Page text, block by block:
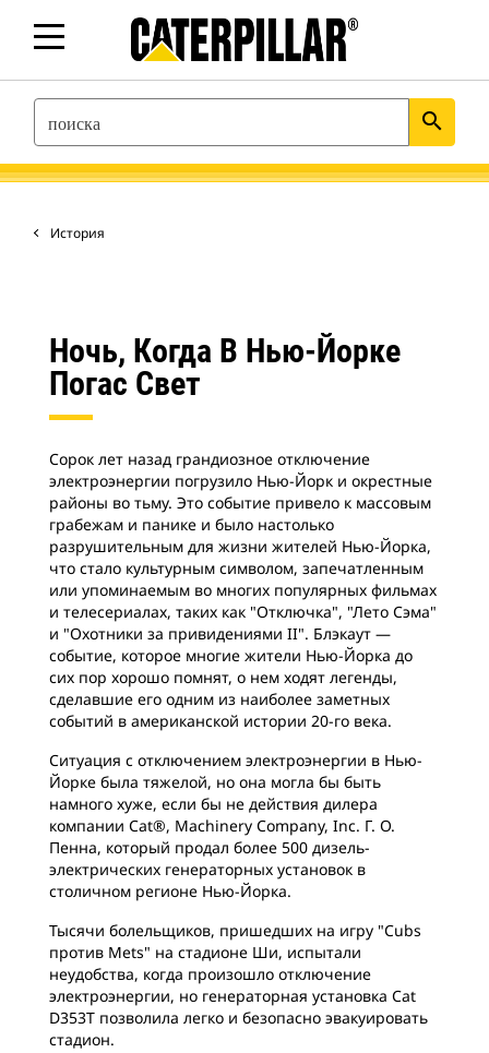
SEARCH search
История
Ночь, Когда В Нью-Йорке
Погас Свет
Сорок лет назад грандиозное отключение
электроэнергии погрузило Нью-Йорк и окрестные
районы во тьму. Это событие привело к массовым
грабежам и панике и было настолько
разрушительным для жизни жителей Нью-Йорка,
что стало культурным символом, запечатленным
или упоминаемым во многих популярных фильмах
и телесериалах, таких как "Отключка", "Лето Сэма"
и "Охотники за привидениями II". Блэкаут —
событие, которое многие жители Нью-Йорка до
сих пор хорошо помнят, о нем ходят легенды,
сделавшие его одним из наиболее заметных
событий в американской истории 20-го века.
Ситуация с отключением электроэнергии в Нью-
Йорке была тяжелой, но она могла бы быть
намного хуже, если бы не действия дилера
компании Cat®, Machinery Company, Inc. Г. О.
Пенна, который продал более 500 дизель-
электрических генераторных установок в
столичном регионе Нью-Йорка.
Тысячи болельщиков, пришедших на игру "Cubs
против Mets" на стадионе Ши, испытали
неудобства, когда произошло отключение
электроэнергии, но генераторная установка Cat
D353T позволила легко и безопасно эвакуировать
стадион.